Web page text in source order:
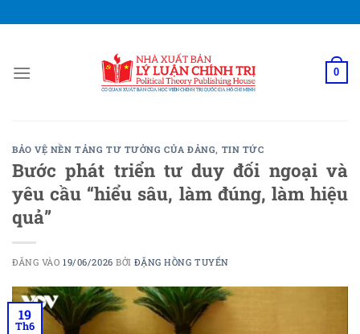
qua
dung
0
BẢO VỆ NỀN TẢNG TƯ TƯỞNG CỦA ĐẢNG, TIN TỨC
Bước phát triển tư duy đối ngoại và
yêu cầu “hiểu sâu, làm đúng, làm hiệu
quả”
ĐĂNG VÀO19/06/2026 BỞIĐẶNG HỒNG TUYẾN
19
Th6